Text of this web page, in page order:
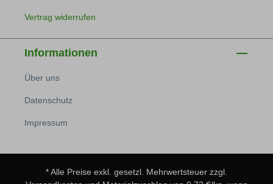
Vertrag widerrufen
Informationen
Über uns
Datenschutz
Impressum
* Alle Preise exkl. gesetzl. Mehrwertsteuer zzgl.